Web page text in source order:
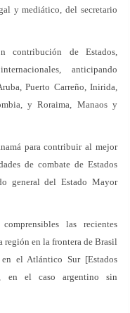
y mediático, del secretario
contribución de Estados,
anticipando
Puerto Carreño, Inirida,
y Roraima, Manaos y
para contribuir al mejor
de combate de Estados
general del Estado Mayor
las recientes
región en la frontera de Brasil
el Atlántico Sur [Estados
en el caso argentino sin